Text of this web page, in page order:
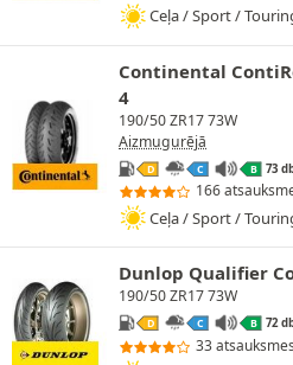
Ceļa / Sport /
Continental
4
190/50 ZR17 73W
Aizmugurējā
D C B 73
166
Ceļa / Sport /
Dunlop Qualifier
190/50 ZR17 73W
D C B 72
33 atsauksmes